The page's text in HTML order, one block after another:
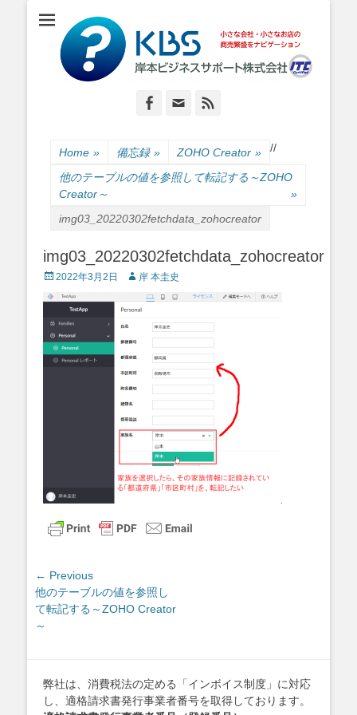
岸本ビジネスサポ
ート株式会社
小さな会社・小さなお店のIT経営をナビゲーション
Facebook
Email
Home » 備忘録 » /
ZOHO Creator » /
他のテーブルの値を参照して転記する～ZOHO
Creator～
»
img03_20220302fetchdata_zohocreator
img03_20220302fetchdata_zohocreator
Posted
2022年3月2日 Author
岸 本圭史
投
稿
ナ
ビ
シ
ョ
← Previous
Previous
post:
他のテーブルの値を参照し
て転記する～ZOHO Creator
～
弊社は、消費税法の定める「インボイス制度」に対応
し、適格請求書発行事業者番号を取得しております。